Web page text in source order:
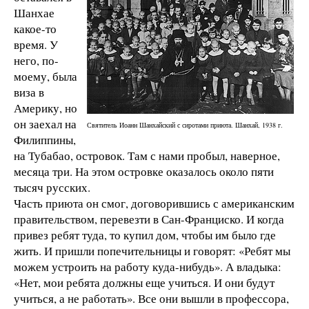
Святитель Иоанн Шанхайский с сиротами приюта. Шанхай, 1938 г.
Шанхае
какое-то
время. У
него, по-
моему, была
виза в
Америку, но
он заехал на
Филиппины,
на Тубабао, островок. Там с нами пробыл, наверное,
месяца три. На этом островке оказалось около пяти
тысяч русских.
Часть приюта он смог, договорившись с американским
правительством, перевезти в Сан-Франциско. И когда
привез ребят туда, то купил дом, чтобы им было где
жить. И пришли попечительницы и говорят: «Ребят мы
можем устроить на работу куда-нибудь». А владыка:
«Нет, мои ребята должны еще учиться. И они будут
учиться, а не работать». Все они вышли в профессора,